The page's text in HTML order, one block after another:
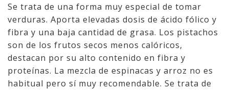
Se trata de una forma muy especial de tomar
verduras. Aporta elevadas dosis de ácido fólico y
fibra y una baja cantidad de grasa. Los pistachos
son de los frutos secos menos calóricos,
destacan por su alto contenido en fibra y
proteínas. La mezcla de espinacas y arroz no es
habitual pero sí muy recomendable. Se trata de